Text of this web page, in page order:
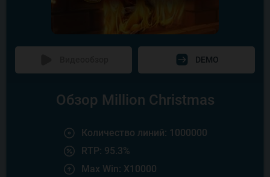
DEMO
Обзор Million Christmas
Количество линий: 1000000
RTP: 95.3%
Max Win: X10000